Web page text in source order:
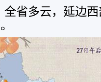
全省多云，延边